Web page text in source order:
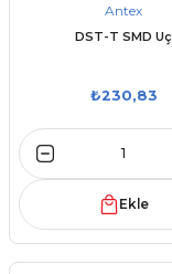
Antex
DST-T SMD Uç
₺230,83
Ekle